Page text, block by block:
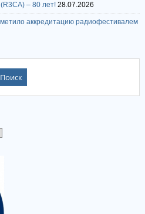
– 80 лет! 28.07.2026
аккредитацию радиофестивалем